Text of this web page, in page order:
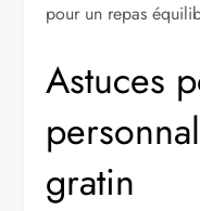
pour un repas
Astuces
gratin